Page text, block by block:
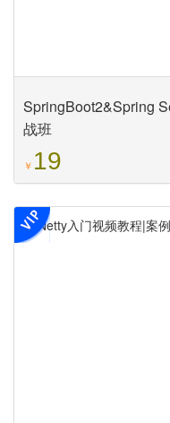
SpringBoot2&Spring
战班
￥ 19